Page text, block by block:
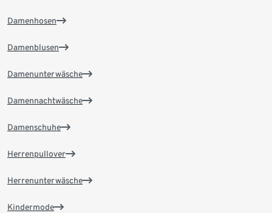
Damenhosen
Damenblusen
Damenunterwäsche
Damennachtwäsche
Damenschuhe
Herrenpullover
Herrenunterwäsche
Kindermode